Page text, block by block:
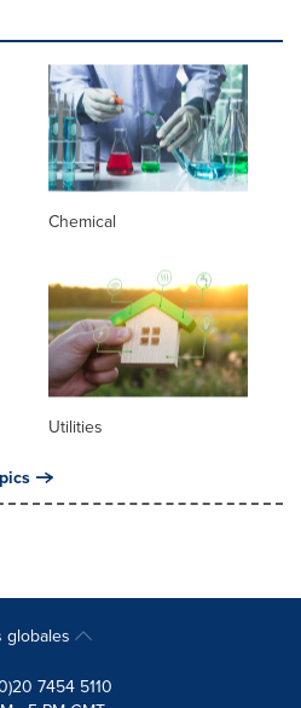
Chemical
Utilities
globales
7454 5110